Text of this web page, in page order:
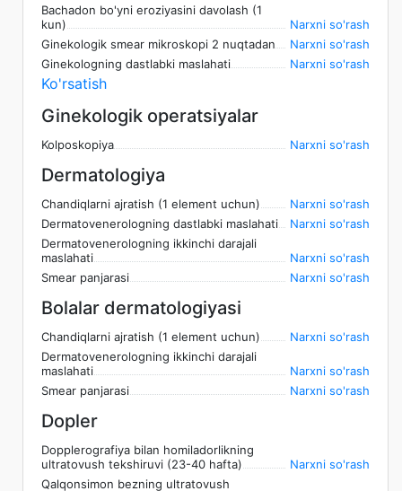
Bachadon bo'yni eroziyasini davolash (1
kun)
Narxni so'rash
Ginekologik smear mikroskopi 2 nuqtadan
Narxni so'rash
Ginekologning dastlabki maslahati
Narxni so'rash
Ko'rsatish
Ginekologik operatsiyalar
Kolposkopiya Narxni so'rash
Dermatologiya
Chandiqlarni ajratish (1 element uchun)
Narxni so'rash
Dermatovenerologning dastlabki maslahati
Narxni so'rash
Dermatovenerologning ikkinchi darajali
maslahati
Narxni so'rash
Smear panjarasi
Narxni so'rash
Bolalar dermatologiyasi
Chandiqlarni ajratish (1 element uchun)
Narxni so'rash
Dermatovenerologning ikkinchi darajali
maslahati
Narxni so'rash
Smear panjarasi
Narxni so'rash
Dopler
Dopplerografiya bilan homiladorlikning
ultratovush tekshiruvi (23-40 hafta)
Narxni so'rash
Qalqonsimon bezning ultratovush